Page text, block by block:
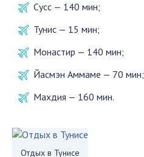
Сусс — 140 мин;
Тунис — 15 мин;
Монастир — 140 мин;
Йасмэн Аммаме — 70 мин;
Махдия — 160 мин.
Отдых в Тунисе